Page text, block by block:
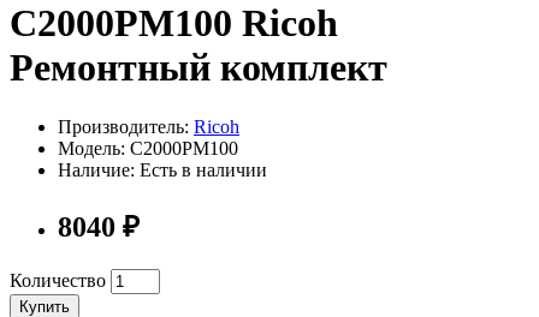
C2000PM100 Ricoh
Ремонтный комплект
Производитель: Ricoh
Модель: C2000PM100
Наличие: Есть в наличии
8040 ₽
Количество
Купить